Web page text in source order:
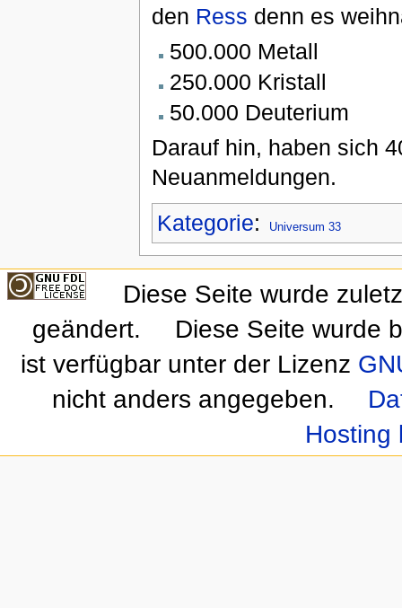
den Ress denn es
500.000 Metall
250.000 Kristall
50.000 Deuterium
Darauf hin, haben sich
Neuanmeldungen.
Kategorie: Universum 33
Diese Seite wurde
geändert.
Diese Seite wurde
ist verfügbar unter der Lizenz
nicht anders angegeben.
Hosting